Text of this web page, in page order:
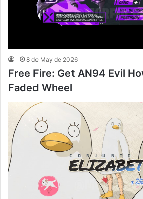
8 de May de 2026
Free Fire: Get AN94 Evil
Faded Wheel